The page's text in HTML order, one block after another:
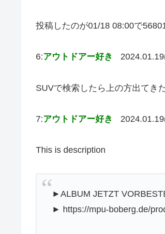
投稿したのが01/18 08:00で
6:アウトドアー好き
SUVで検索したら上の方出てき
7:アウトドアー好き
This is description
►ALBUM JETZT
► https://mpu-boberg.de/